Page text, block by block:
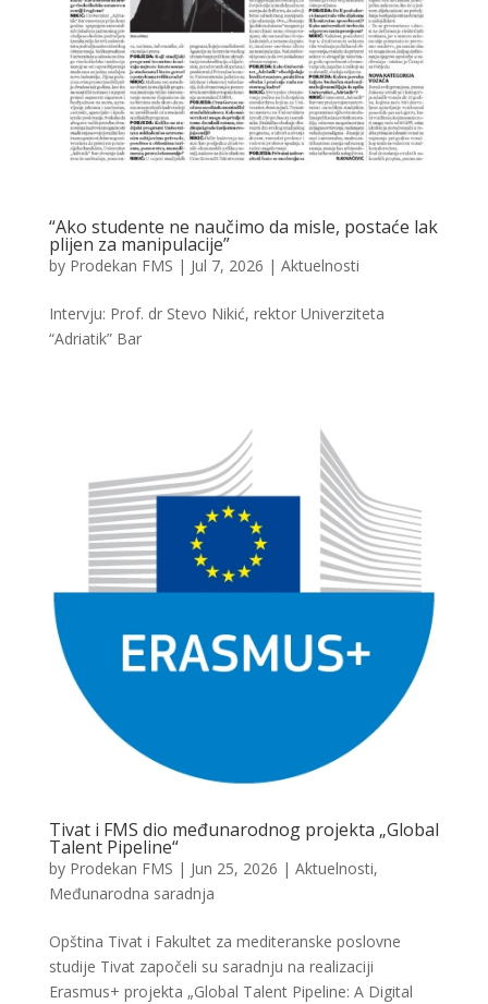
“Ako studente ne naučimo da misle, postaće lak
plijen za manipulacije”
by Prodekan FMS | Jul 7, 2026 | Aktuelnosti
Intervju: Prof. dr Stevo Nikić, rektor Univerziteta
“Adriatik” Bar
Tivat i FMS dio međunarodnog projekta „Global
Talent Pipeline“
by Prodekan FMS | Jun 25, 2026 | Aktuelnosti,
Međunarodna saradnja
Opština Tivat i Fakultet za mediteranske poslovne
studije Tivat započeli su saradnju na realizaciji
Erasmus+ projekta „Global Talent Pipeline: A Digital